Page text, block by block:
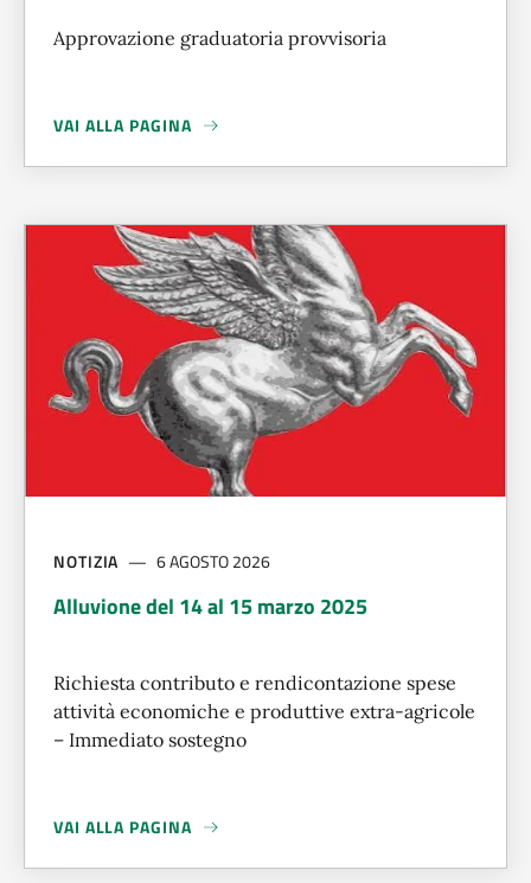
Approvazione graduatoria provvisoria
VAI ALLA PAGINA
A PROPOSITO DIBANDO PER L'ASSEGNAZIONE DI
NOTIZIA 6 AGOSTO 2026
Alluvione del 14 al 15 marzo 2025
Richiesta contributo e rendicontazione spese
attività economiche e produttive extra-agricole
– Immediato sostegno
VAI ALLA PAGINA
A PROPOSITO DIALLUVIONE DEL 14 AL 15 MARZO 2025